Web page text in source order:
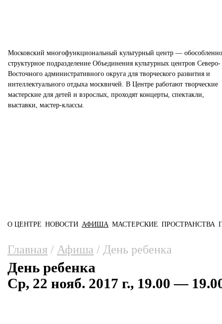
Московский многофункциональный культурный центр —
структурное подразделение Объединения культурных центров Северо-
Восточного административного округа для творческого развития и
интеллектуального отдыха москвичей. В Центре работают творческие
мастерские для детей и взрослых, проходят концерты, спектакли,
выставки, мастер-классы.
Главное меню
О ЦЕНТРЕ НОВОСТИ АФИША МАСТЕРСКИЕ ПРОСТРАНСТВА
Вы здесь
Главная / Афиша / День ребенка
День ребенка
Ср, 22 нояб. 2017 г., 19.00 —